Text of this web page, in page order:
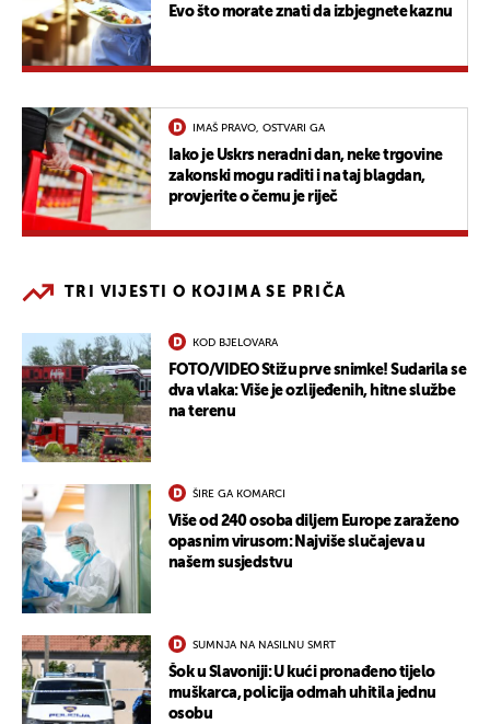
Evo što morate znati da izbjegnete kaznu
IMAŠ PRAVO, OSTVARI GA
Iako je Uskrs neradni dan, neke trgovine
zakonski mogu raditi i na taj blagdan,
provjerite o čemu je riječ
TRI VIJESTI O KOJIMA SE PRIČA
KOD BJELOVARA
FOTO/VIDEO Stižu prve snimke! Sudarila se
dva vlaka: Više je ozlijeđenih, hitne službe
na terenu
ŠIRE GA KOMARCI
Više od 240 osoba diljem Europe zaraženo
opasnim virusom: Najviše slučajeva u
našem susjedstvu
SUMNJA NA NASILNU SMRT
Šok u Slavoniji: U kući pronađeno tijelo
muškarca, policija odmah uhitila jednu
osobu